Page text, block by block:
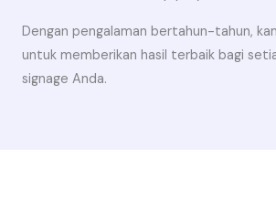
Dengan pengalaman bertahun-tahun,
untuk memberikan hasil terbaik bagi
signage Anda.